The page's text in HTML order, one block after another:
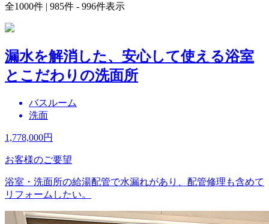
全1000件 | 985件 - 996件表示
漏水を解消した、安心して使える浴室
とこだわりの洗面所
バスルーム
洗面
1,778,000円
お客様のご要望
浴室・洗面所の給湯配管で水漏れがあり、配管修理も含めて
リフォームしたい。